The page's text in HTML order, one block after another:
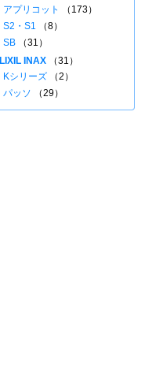
アプリコット
（173）
S2・S1 （8）
SB （31）
LIXIL INAX （31）
Kシリーズ （2）
パッソ （29）